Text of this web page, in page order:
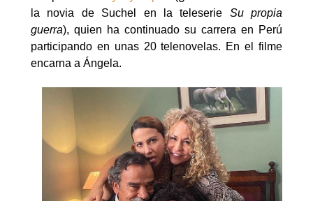
la novia de Suchel en la teleserie Su propia
guerra), quien ha continuado su carrera en Perú
participando en unas 20 telenovelas. En el filme
encarna a Ángela.